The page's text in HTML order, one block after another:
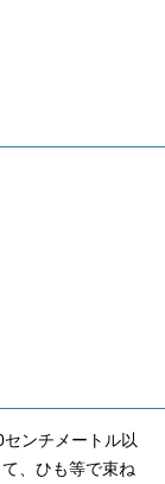
ンチメートル以
、ひも等で束ね